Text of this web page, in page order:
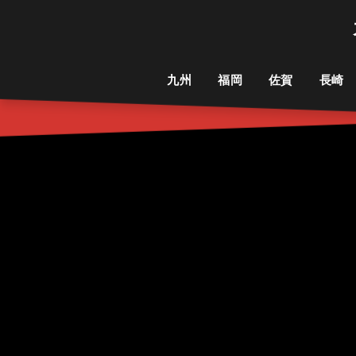
九州 福岡 佐賀 長崎